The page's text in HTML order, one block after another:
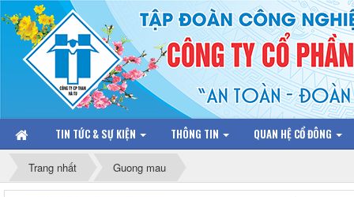
TIN TỨC & SỰ KIỆN THÔNG TIN QUAN HỆ CỔ ĐÔNG
Trang nhất Guong mau